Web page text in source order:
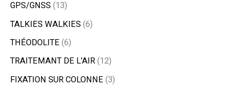
GPS/GNSS 13
TALKIES WALKIES 6
THÉODOLITE 6
TRAITEMANT DE L'AIR 12
FIXATION SUR COLONNE 3